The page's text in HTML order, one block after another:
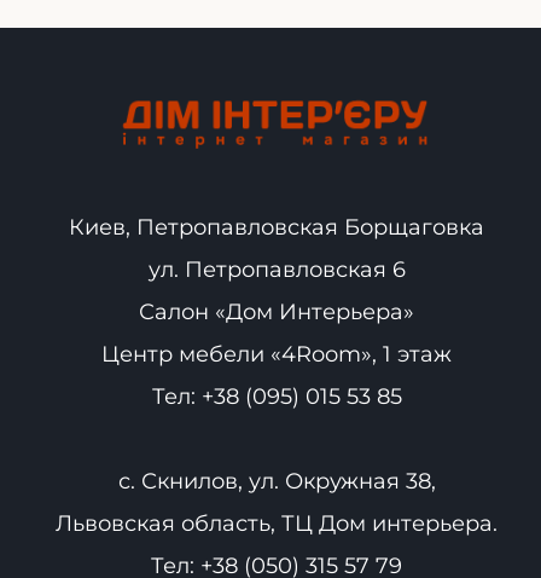
Киев, Петропавловская Борщаговка
ул. Петропавловская 6
Салон «Дом Интерьера»
Центр мебели «4Room», 1 этаж
Тел: +38 (095) 015 53 85
с. Скнилов, ул. Окружная 38,
Львовская область, ТЦ Дом интерьера.
Тел: +38 (050) 315 57 79